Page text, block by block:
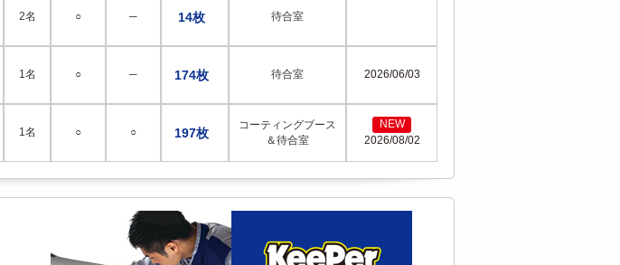
2名 ○ ─ 14枚 待合室
1名 ○ ─ 174枚 待合室 2026/06/03
1名 ○ ○ 197枚
コーティングブース
＆待合室
NEW
2026/08/02